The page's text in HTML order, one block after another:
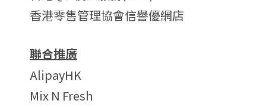
香港零售管理協會信譽優網店
聯合推廣
AlipayHK
Mix N Fresh